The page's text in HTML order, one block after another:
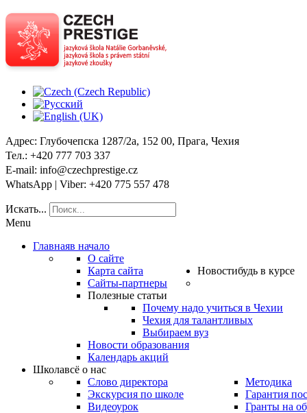
Адрес: Глубочепска 1287/2a, 152 00, Прага, Чехия
Тел.: +420 777 703 337
E-mail: info@czechprestige.cz
WhatsApp | Viber: +420 775 557 478
Искать...
Menu
Главнаяв начало
О сайте
Карта сайта
Сайты-партнеры
Новостибудь в курсе
Полезные статьи
Почему надо учиться в Чехии
Чехия для талантливых
Выбираем вуз
Новости образования
Календарь акций
Школавсё о нас
Слово директора
Экскурсия по школе
Видеоурок
Методика
Гарантия
Гранты на